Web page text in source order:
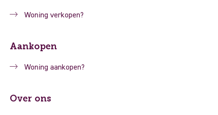
Woning verkopen?
Aankopen
Woning aankopen?
Over ons